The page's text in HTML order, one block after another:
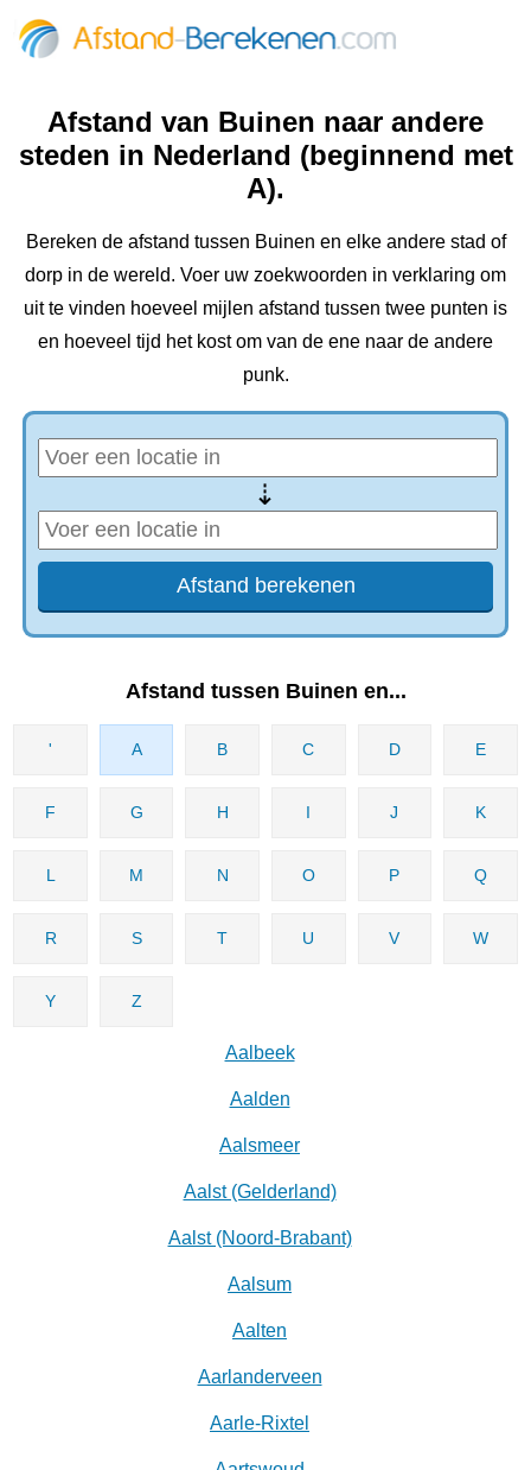
Afstand van Buinen naar andere
steden in Nederland (beginnend met
A).
Bereken de afstand tussen Buinen en elke andere stad of
dorp in de wereld. Voer uw zoekwoorden in verklaring om
uit te vinden hoeveel mijlen afstand tussen twee punten is
en hoeveel tijd het kost om van de ene naar de andere
punk.
⇢
Afstand tussen Buinen en...
' A B C D E
F G H I J K
L M N O P Q
R S T U V W
Y Z
Aalbeek
Aalden
Aalsmeer
Aalst (Gelderland)
Aalst (Noord-Brabant)
Aalsum
Aalten
Aarlanderveen
Aarle-Rixtel